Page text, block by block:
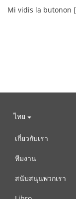
Mi vidis la butonon
ไทย
เกี่ยวกับเรา
ทีมงาน
สนับสนุนพวกเรา